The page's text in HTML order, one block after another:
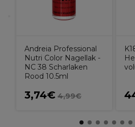
Andreia Professional
Nutri Color Nagellak -
NC 38 Scharlaken
Rood 10.5ml
3,74€ 4,99€